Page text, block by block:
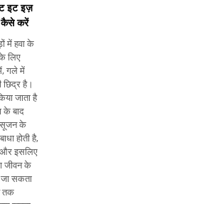
इट इज़
कैसे करें
में हवा के
लिए
गले में
छिद्र है।
जाता है
के बाद
सूजन के
होती है,
इसलिए
जीवन के
जा सकता
तक